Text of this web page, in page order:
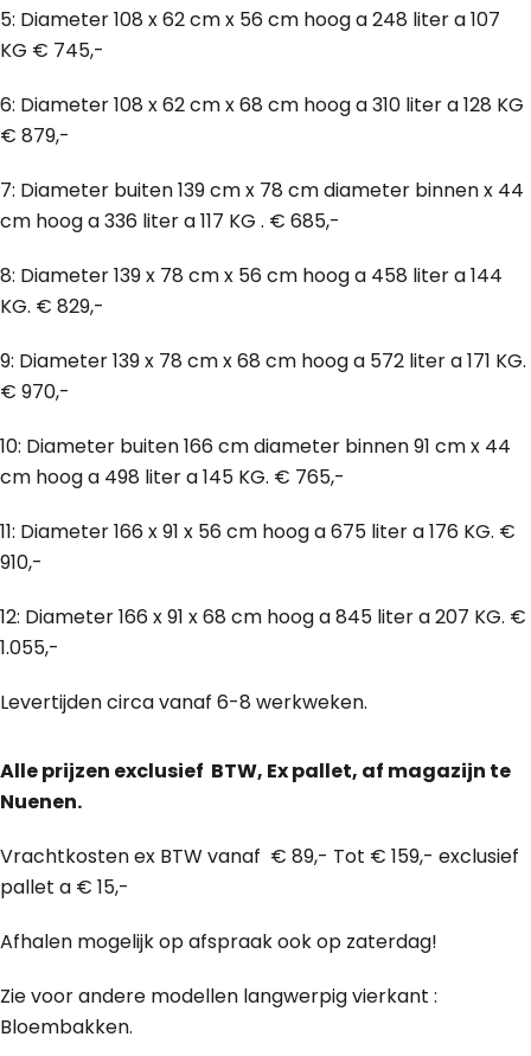
5: Diameter 108 x 62 cm x 56 cm hoog a 248 liter a 107
KG € 745,-
6: Diameter 108 x 62 cm x 68 cm hoog a 310 liter a 128 KG
€ 879,-
7: Diameter buiten 139 cm x 78 cm diameter binnen x 44
cm hoog a 336 liter a 117 KG . € 685,-
8: Diameter 139 x 78 cm x 56 cm hoog a 458 liter a 144
KG. € 829,-
9: Diameter 139 x 78 cm x 68 cm hoog a 572 liter a 171 KG.
€ 970,-
10: Diameter buiten 166 cm diameter binnen 91 cm x 44
cm hoog a 498 liter a 145 KG. € 765,-
11: Diameter 166 x 91 x 56 cm hoog a 675 liter a 176 KG. €
910,-
12: Diameter 166 x 91 x 68 cm hoog a 845 liter a 207 KG. €
1.055,-
Levertijden circa vanaf 6-8 werkweken.
Alle prijzen exclusief BTW, Ex pallet, af magazijn te
Nuenen.
Vrachtkosten ex BTW vanaf € 89,- Tot € 159,- exclusief
pallet a € 15,-
Afhalen mogelijk op afspraak ook op zaterdag!
Zie voor andere modellen langwerpig vierkant :
Bloembakken.